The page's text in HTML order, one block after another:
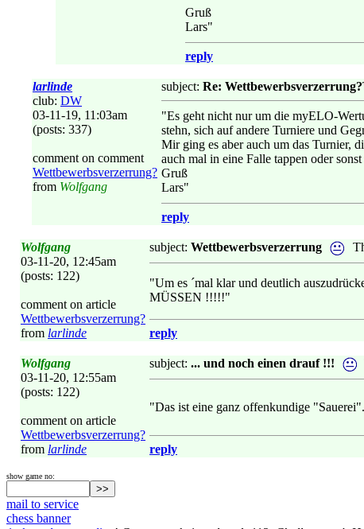
Gruß
Lars"
reply
larlinde
club: DW
03-11-19, 11:03am
(posts: 337)
comment on comment
Wettbewerbsverzerrung?
from Wolfgang
subject: Re: Wettbewerbsverzerrung?
"Es geht nicht nur um die myELO-
stehn, sich auf andere Turniere und
Mir ging es aber auch um das Turnier,
auch mal in eine Falle tappen oder
Gruß
Lars"
reply
Wolfgang
03-11-20, 12:45am
(posts: 122)
comment on article
Wettbewerbsverzerrung?
from larlinde
subject: Wettbewerbsverzerrung
"Um es ´mal klar und deutlich
MÜSSEN !!!!!"
reply
Wolfgang
03-11-20, 12:55am
(posts: 122)
comment on article
Wettbewerbsverzerrung?
from larlinde
subject: ... und noch einen drauf !!!
"Das ist eine ganz offenkundige
reply
show game no:
mail to service
chess banner